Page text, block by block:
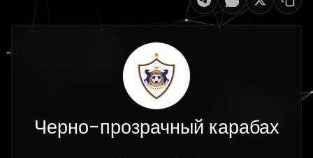
Черно-прозрачный карабах